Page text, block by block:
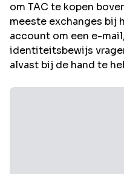
om TAC te kopen
meeste exchanges bij
account om een e-
identiteitsbewijs
alvast bij de hand te